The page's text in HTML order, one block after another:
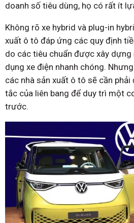
doanh số tiêu dùng, họ có rất ít
Không rõ xe hybrid và plug-in
xuất ô tô đáp ứng các quy định
do các tiêu chuẩn được xây
dụng xe điện nhanh chóng.
các nhà sản xuất ô tô sẽ cần
tắc của liên bang để duy trì một
trước.